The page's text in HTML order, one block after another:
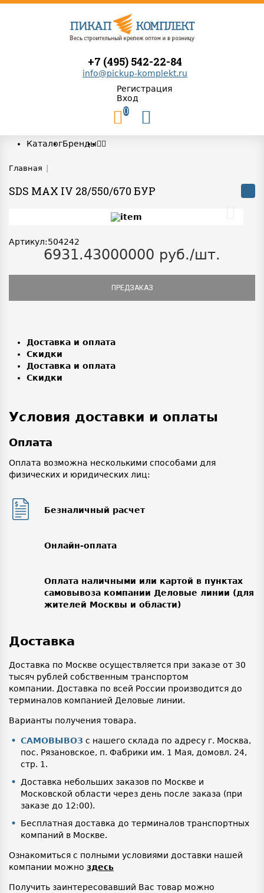
+7 (495) 542-22-84
info@pickup-komplekt.ru
Регистрация
Вход
0
КаталогБренды
Главная
SDS MAX IV 28/550/670 БУР
Артикул:504242
6931.43000000 руб./шт.
ПРЕДЗАКАЗ
Доставка и оплата
Скидки
Доставка и оплата
Скидки
Условия доставки и оплаты
Оплата
Оплата возможна несколькими способами для
физических и юридических лиц:
Безналичный расчет
Онлайн-оплата
Оплата наличными или картой в пунктах
самовывоза компании Деловые линии (для
жителей Москвы и области)
Доставка
Доставка по Москве осуществляется при заказе от 30
тысяч рублей собственным транспортом
компании. Доставка по всей России производится до
терминалов компанией Деловые линии.
Варианты получения товара.
САМОВЫВОЗ с нашего склада по адресу г. Москва,
пос. Рязановское, п. Фабрики им. 1 Мая, домовл. 24,
стр. 1.
Доставка небольших заказов по Москве и
Московской области через день после заказа (при
заказе до 12:00).
Бесплатная доставка до терминалов транспортных
компаний в Москве.
Ознакомиться с полными условиями доставки нашей
компании можно здесь
Получить заинтересовавший Вас товар можно